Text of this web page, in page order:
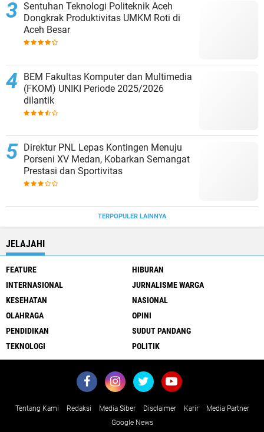
Sentuhan Teknologi Politeknik Aceh
Dongkrak Produktivitas UMKM Roti di
Aceh Besar
BEM Fakultas Komputer dan Multimedia
(FKOM) UNIKI Periode 2025/2026
dilantik
Direktur PNL Lepas Kontingen Menuju
Porseni XV Medan, Kobarkan Semangat
Prestasi dan Sportivitas
TERPOPULER LAINNYA
JELAJAHI
FEATURE
HIBURAN
INTERNASIONAL
JURNALISME WARGA
KESEHATAN
NASIONAL
OLAHRAGA
OPINI
PENDIDIKAN
SUDUT PANDANG
TEKNOLOGI
POLITIK
Tentang Kami Redaksi Media Siber Disclaimer Karir
Media Partner
Google News